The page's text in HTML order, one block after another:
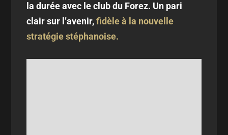
la durée avec le club du Forez. Un pari
clair sur l’avenir,fidèle à la nouvelle
stratégie stéphanoise.